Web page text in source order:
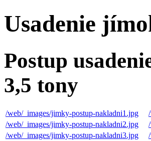
Usadenie
Postup
3,5 tony
/web/_images/jimky-postup-nakladni1.jpg
/web/_images/jimky-postup-nakladni2.jpg
/web/_images/jimky-postup-nakladni3.jpg